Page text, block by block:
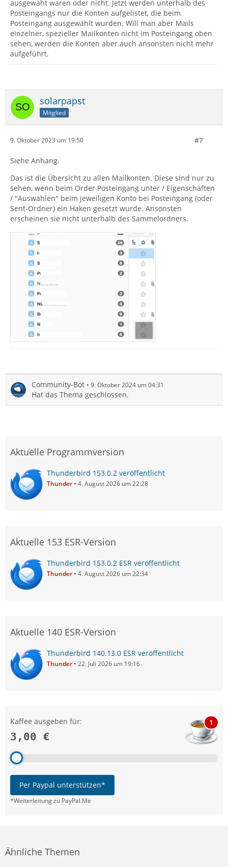
ausgewäht waren oder nicht. Jetzt werden unterhalb des
Posteingangs nur die Konten aufgelistet, die beim
Posteingang ausgewählt wurden. Will man aber Mails
einzelner, spezieller Mailkonten nicht im Posteingang oben
sehen, werden die Konten aber auch ansonsten nicht mehr
aufgeführt.
solarpapst
Mitglied
9. Oktober 2023 um 19:50 #7
Siehe Anhang.
Das ist die Übersicht zu allen Mailkonten. Diese sind nur zu
sehen, wenn beim Order Posteingang unter / Eigenschaften
/ "Auswählen" beim jeweiligen Konto bei Posteingang (oder
Sent-Ordner) ein Haken gesetzt wurde. Ansonsten
erscheinen sie nicht unterhalb des Sammelordners.
Community-Bot 9. Oktober 2024 um 04:31
Hat das Thema geschlossen.
Aktuelle Programmversion
Thunderbird 153.0.2 veröffentlicht
Thunder 4. August 2026 um 22:28
Aktuelle 153 ESR-Version
Thunderbird 153.0.2 ESR veröffentlicht
Thunder 4. August 2026 um 22:34
Aktuelle 140 ESR-Version
Thunderbird 140.13.0 ESR veröffentlicht
Thunder 22. Juli 2026 um 19:16
Kaffee ausgeben für:
3,00 €
1
Per Paypal unterstützen*
*Weiterleitung zu PayPal.Me
Ähnliche Themen